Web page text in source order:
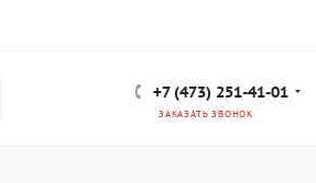
+7 (473) 251-41-01
ЗАКАЗАТЬ ЗВОНОК